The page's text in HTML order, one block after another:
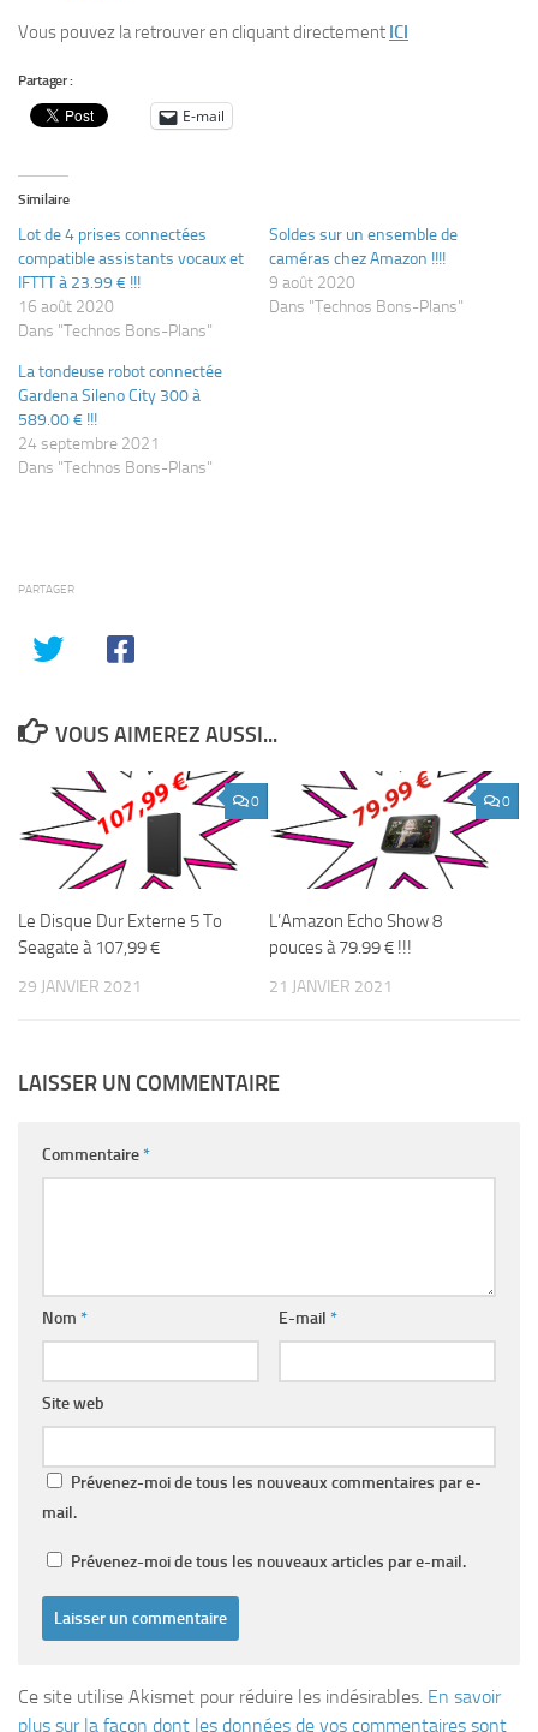
Vous pouvez la retrouver en cliquant directement ICI
Partager :
E-mail
Similaire
Lot de 4 prises connectées
compatible assistants vocaux et
IFTTT à 23.99 € !!!
16 août 2020
Dans "Technos Bons-Plans"
Soldes sur un ensemble de
caméras chez Amazon !!!!
9 août 2020
Dans "Technos Bons-Plans"
La tondeuse robot connectée
Gardena Sileno City 300 à
589.00 € !!!
24 septembre 2021
Dans "Technos Bons-Plans"
PARTAGER
VOUS AIMEREZ AUSSI...
0
Le Disque Dur Externe 5 To
Seagate à 107,99 €
29 JANVIER 2021
0
L’Amazon Echo Show 8
pouces à 79.99 € !!!
21 JANVIER 2021
LAISSER UN COMMENTAIRE
Commentaire*
Nom * E-mail *
Site web
Prévenez-moi de tous les nouveaux commentaires par e-
mail.
Prévenez-moi de tous les nouveaux articles par e-mail.
Ce site utilise Akismet pour réduire les indésirables. En savoir
plus sur la façon dont les données de vos commentaires sont